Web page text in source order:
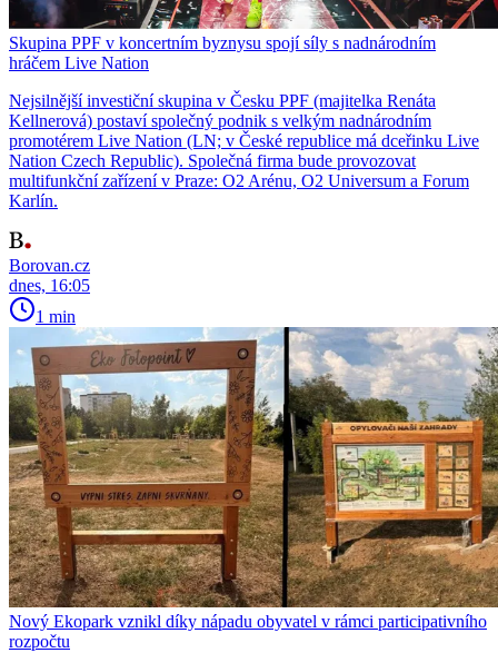
Skupina PPF v koncertním byznysu spojí síly s nadnárodním
hráčem Live Nation
Nejsilnější investiční skupina v Česku PPF (majitelka Renáta
Kellnerová) postaví společný podnik s velkým nadnárodním
promotérem Live Nation (LN; v České republice má dceřinku Live
Nation Czech Republic). Společná firma bude provozovat
multifunkční zařízení v Praze: O2 Arénu, O2 Universum a Forum
Karlín.
Borovan.cz
dnes, 16:05
1 min
Nový Ekopark vznikl díky nápadu obyvatel v rámci participativního
rozpočtu